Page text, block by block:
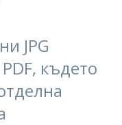
JPG
където